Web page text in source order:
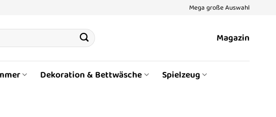
Mega große Auswahl
Magazin
Dekoration & Bettwäsche Spielzeug